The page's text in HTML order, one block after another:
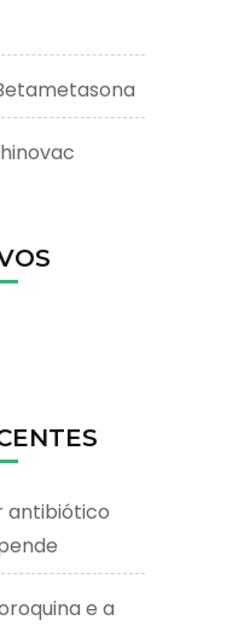
antibiótico
e a